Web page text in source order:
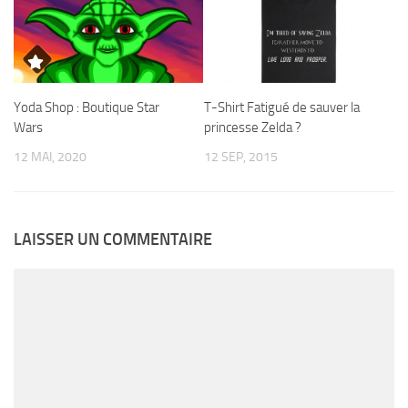
Yoda Shop : Boutique Star
Wars
12 MAI, 2020
T-Shirt Fatigué de sauver la
princesse Zelda ?
12 SEP, 2015
LAISSER UN COMMENTAIRE